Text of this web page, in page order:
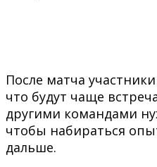
После матча
что будут чаще
другими командами
чтобы набираться
дальше.